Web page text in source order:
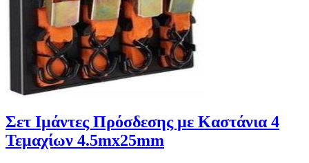
Σετ Ιμάντες Πρόσδεσης με Καστάνια 4
Τεμαχίων 4.5mx25mm